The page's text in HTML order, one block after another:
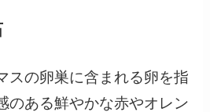
スの卵巣に含まれる卵を指
のある鮮やかな赤やオレン